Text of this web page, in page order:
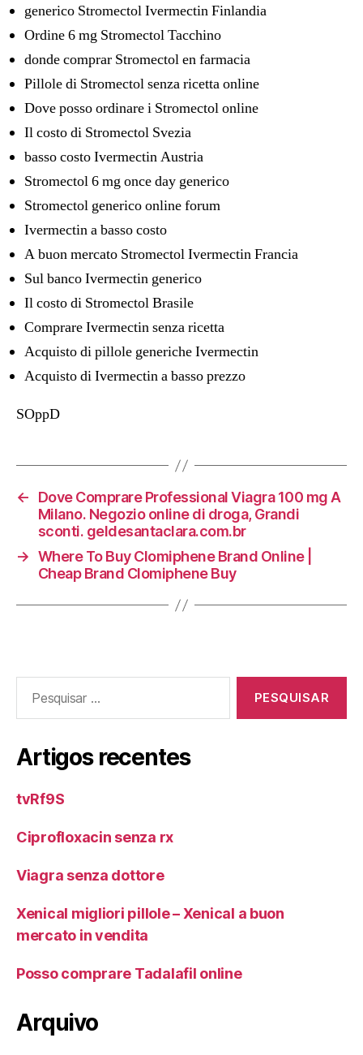
generico Stromectol Ivermectin Finlandia
Ordine 6 mg Stromectol Tacchino
donde comprar Stromectol en farmacia
Pillole di Stromectol senza ricetta online
Dove posso ordinare i Stromectol online
Il costo di Stromectol Svezia
basso costo Ivermectin Austria
Stromectol 6 mg once day generico
Stromectol generico online forum
Ivermectin a basso costo
A buon mercato Stromectol Ivermectin Francia
Sul banco Ivermectin generico
Il costo di Stromectol Brasile
Comprare Ivermectin senza ricetta
Acquisto di pillole generiche Ivermectin
Acquisto di Ivermectin a basso prezzo
SOppD
←
Dove Comprare Professional Viagra 100 mg A
Milano. Negozio online di droga, Grandi
sconti. geldesantaclara.com.br
→ Where To Buy Clomiphene Brand Online |
Cheap Brand Clomiphene Buy
por:
Artigos recentes
tvRf9S
Ciprofloxacin senza rx
Viagra senza dottore
Xenical migliori pillole – Xenical a buon
mercato in vendita
Posso comprare Tadalafil online
Arquivo